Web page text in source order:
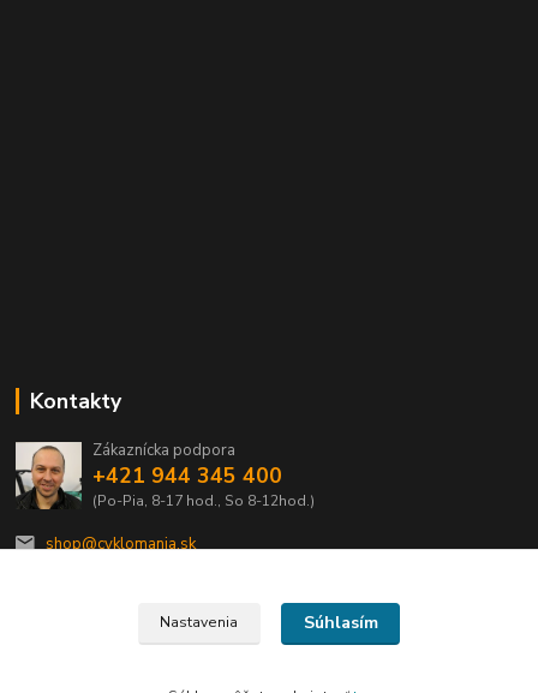
Kontakty
Zákaznícka podpora
+421 944 345 400
(Po-Pia, 8-17 hod., So 8-12hod.)
shop@cyklomania.sk
Nastavenia Súhlasím